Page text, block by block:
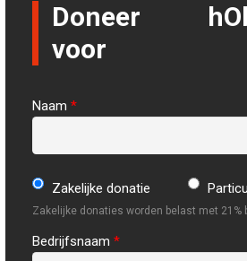
Doneer
voor
Naam*
Zakelijke donatie
Zakelijke donaties worden belast met
Bedrijfsnaam*